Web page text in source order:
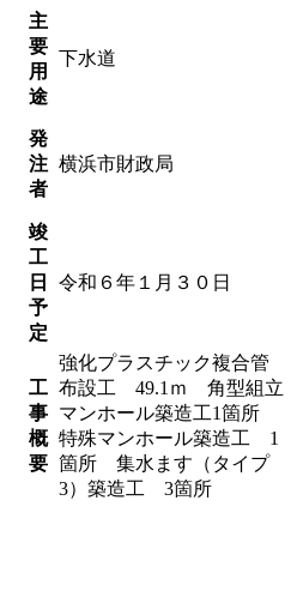
主
要
用
途
下水道
発
注
者
横浜市財政局
竣
工
日
予
定
令和６年１月３０日
工
事
概
要
強化プラスチック複合管
布設工 49.1ｍ 角型組立
マンホール築造工1箇所
特殊マンホール築造工 1
箇所 集水ます（タイプ
3）築造工 3箇所